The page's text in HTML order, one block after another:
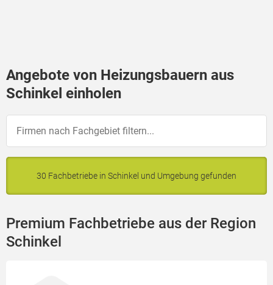
Angebote von Heizungsbauern aus
Schinkel einholen
30 Fachbetriebe in Schinkel und Umgebung gefunden
Premium Fachbetriebe aus der Region
Schinkel